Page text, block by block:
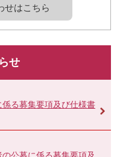
せはこちら
せ
る募集要項及び仕様書
公募に係る募集要項及